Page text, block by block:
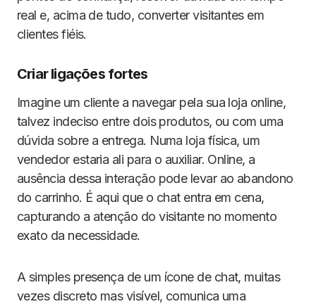
real e, acima de tudo, converter visitantes em
clientes fiéis.
Criar ligações fortes
Imagine um cliente a navegar pela sua loja online,
talvez indeciso entre dois produtos, ou com uma
dúvida sobre a entrega. Numa loja física, um
vendedor estaria ali para o auxiliar. Online, a
ausência dessa interação pode levar ao abandono
do carrinho. É aqui que o chat entra em cena,
capturando a atenção do visitante no momento
exato da necessidade.
A simples presença de um ícone de chat, muitas
vezes discreto mas visível, comunica uma